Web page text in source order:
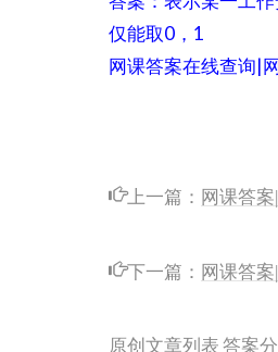
仅能取0，1
网课答案在线查询|
上一篇： 网课答
下一篇： 网课答
原创文章列表答案